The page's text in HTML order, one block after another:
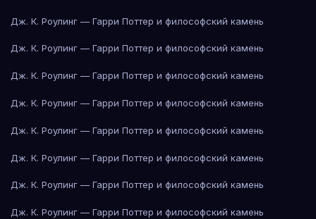
Дж. К. Роулинг — Гарри Поттер и философский камень
Дж. К. Роулинг — Гарри Поттер и философский камень
Дж. К. Роулинг — Гарри Поттер и философский камень
Дж. К. Роулинг — Гарри Поттер и философский камень
Дж. К. Роулинг — Гарри Поттер и философский камень
Дж. К. Роулинг — Гарри Поттер и философский камень
Дж. К. Роулинг — Гарри Поттер и философский камень
Дж. К. Роулинг — Гарри Поттер и философский камень